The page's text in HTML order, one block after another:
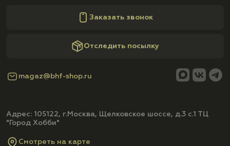
Заказать звонок
Отследить посылку
magaz@bhf-shop.ru
Адрес: 105122, г.Москва, Щелковское шоссе, д.3 с.1 ТЦ
"Город Хобби"
Смотреть на карте